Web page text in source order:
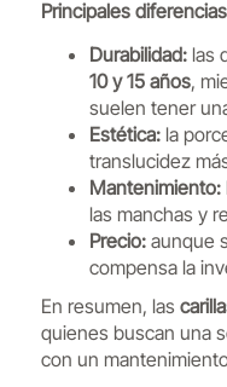
Principales
Durabilidad:las
10 y 15 años,
suelen tener
Estética:la
translucidez
Mantenimiento:
las manchas y
Precio:aunque
compensa la
En resumen, las
quienes buscan una
con un